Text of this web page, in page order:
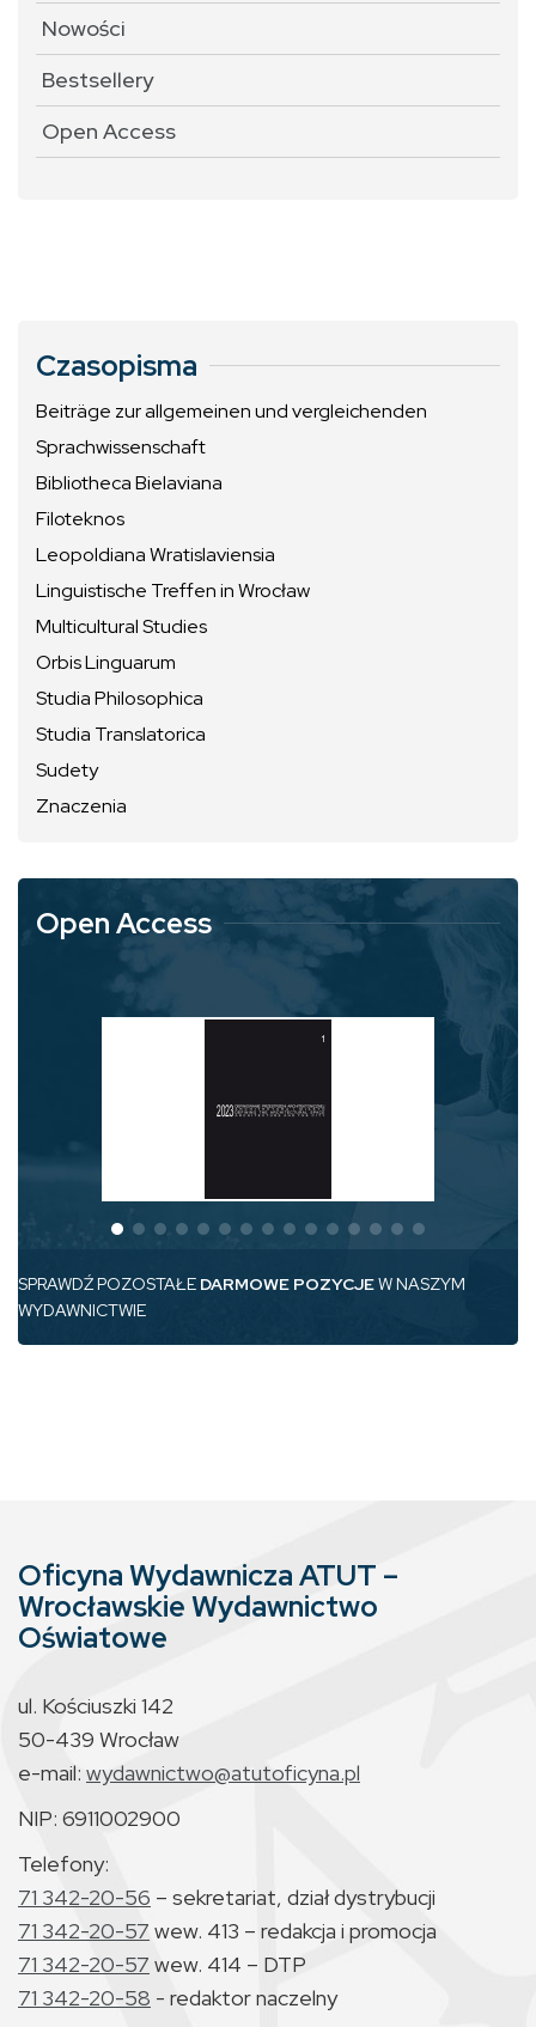
Nowości
Bestsellery
Open Access
Czasopisma
Beiträge zur allgemeinen und vergleichenden
Sprachwissenschaft
Bibliotheca Bielaviana
Filoteknos
Leopoldiana Wratislaviensia
Linguistische Treffen in Wrocław
Multicultural Studies
Orbis Linguarum
Studia Philosophica
Studia Translatorica
Sudety
Znaczenia
Open Access
SPRAWDŹ POZOSTAŁE DARMOWE POZYCJEW NASZYM
WYDAWNICTWIE
Oficyna Wydawnicza ATUT –
Wrocławskie Wydawnictwo
Oświatowe
ul. Kościuszki 142
50-439 Wrocław
e-mail: wydawnictwo@atutoficyna.pl
NIP: 6911002900
Telefony:
71 342-20-56 – sekretariat, dział dystrybucji
71 342-20-57 wew. 413 – redakcja i promocja
71 342-20-57 wew. 414 – DTP
71 342-20-58 - redaktor naczelny